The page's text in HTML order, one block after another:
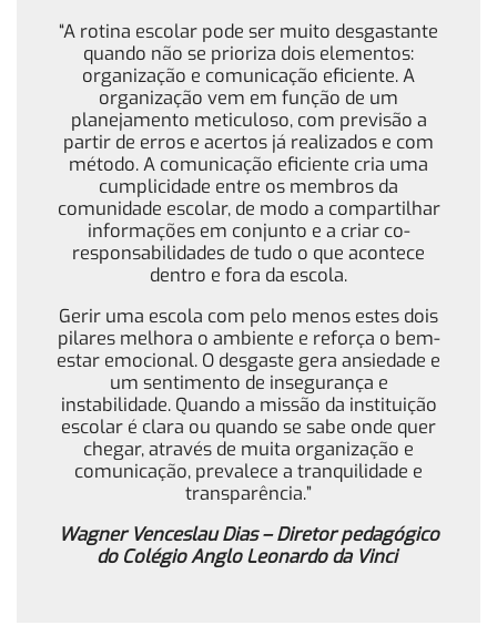
“A rotina escolar pode ser muito desgastante
quando não se prioriza dois elementos:
organização e comunicação eficiente. A
organização vem em função de um
planejamento meticuloso, com previsão a
partir de erros e acertos já realizados e com
método. A comunicação eficiente cria uma
cumplicidade entre os membros da
comunidade escolar, de modo a compartilhar
informações em conjunto e a criar co-
responsabilidades de tudo o que acontece
dentro e fora da escola.
Gerir uma escola com pelo menos estes dois
pilares melhora o ambiente e reforça o bem-
estar emocional. O desgaste gera ansiedade e
um sentimento de insegurança e
instabilidade. Quando a missão da instituição
escolar é clara ou quando se sabe onde quer
chegar, através de muita organização e
comunicação, prevalece a tranquilidade e
transparência.”
Wagner Venceslau Dias – Diretor pedagógico
do Colégio Anglo Leonardo da Vinci